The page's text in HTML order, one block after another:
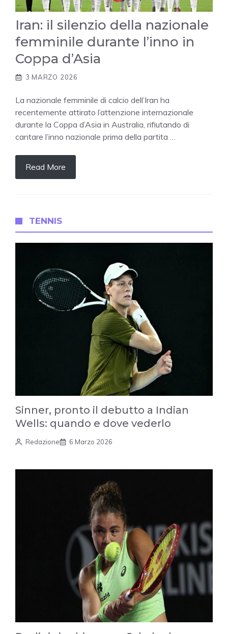
Iran: il silenzio della nazionale
femminile durante l’inno in
Coppa d’Asia
3 MARZO 2026
La nazionale femminile di calcio dell’Iran ha
recentemente attirato l’attenzione internazionale
durante la Coppa d’Asia in Australia, rifiutando di
cantare l’inno nazionale prima della partita …
Read More
TENNIS
Sinner, pronto il debutto a Indian
Wells: quando e dove vederlo
Redazione 6 Marzo 2026